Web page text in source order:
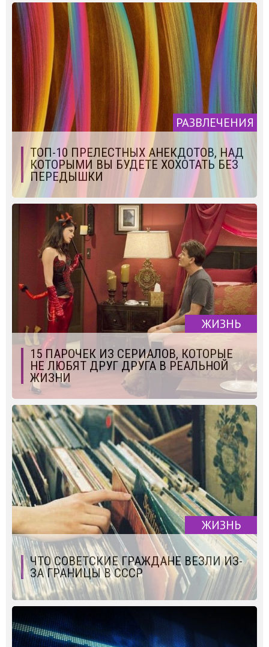
РАЗВЛЕЧЕНИЯ
ТОП-10 ПРЕЛЕСТНЫХ АНЕКДОТОВ, НАД
КОТОРЫМИ ВЫ БУДЕТЕ ХОХОТАТЬ БЕЗ
ПЕРЕДЫШКИ
ЖИЗНЬ
15 ПАРОЧЕК ИЗ СЕРИАЛОВ, КОТОРЫЕ
НЕ ЛЮБЯТ ДРУГ ДРУГА В РЕАЛЬНОЙ
ЖИЗНИ
ЖИЗНЬ
ЧТО СОВЕТСКИЕ ГРАЖДАНЕ ВЕЗЛИ ИЗ-
ЗА ГРАНИЦЫ В СССР